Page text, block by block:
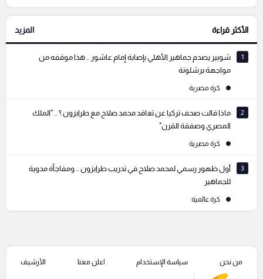
التعليقات السابقة
الأكثر قراءة المزيد
1
شوبير يصدم جماهير الأهلي بإصابة إمام عاشور .. هذا موقفه من
مواجهة برشلونة
كرة مصرية
2
ماذا قالت صحف تركيا عن تعاقد محمد صلاح مع طرابزون ؟ .. "الملك
المصري وصفقة القرن"
كرة مصرية
3
أول ظهور رسمي لمحمد صلاح في تدريب طرابزون .. ومفاجأة مدوية
للجماهير
كرة عالمية
من نحن سياسة الإستخدام اعلن معنا الأرشيف